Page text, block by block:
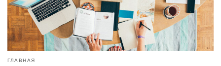
ГЛАВНАЯ